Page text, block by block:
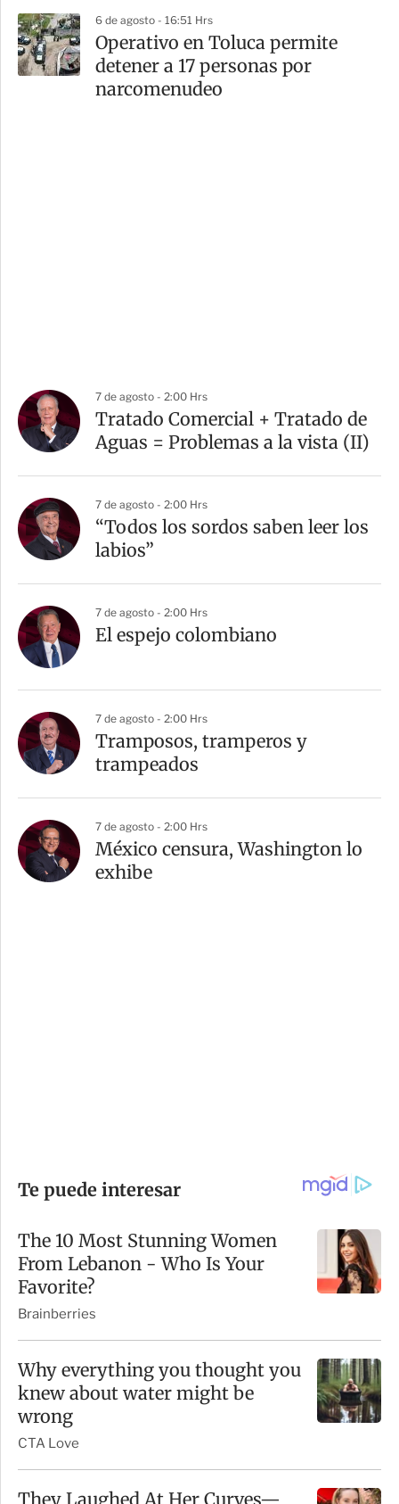
6 de agosto - 16:51 Hrs
Operativo en Toluca permite
detener a 17 personas por
narcomenudeo
7 de agosto - 2:00 Hrs
Tratado Comercial + Tratado de
Aguas = Problemas a la vista (II)
7 de agosto - 2:00 Hrs
“Todos los sordos saben leer los
labios”
7 de agosto - 2:00 Hrs
El espejo colombiano
7 de agosto - 2:00 Hrs
Tramposos, tramperos y
trampeados
7 de agosto - 2:00 Hrs
México censura, Washington lo
exhibe